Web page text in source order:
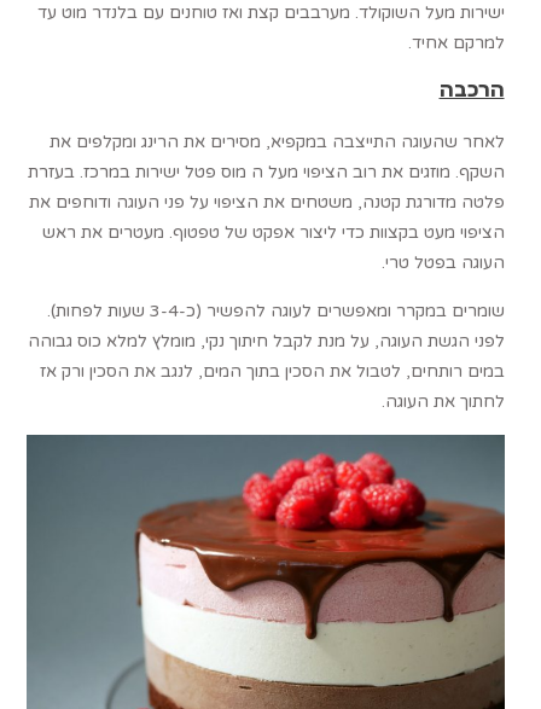
ישירות מעל השוקולד. מערבבים קצת ואז טוחנים עם בלנדר מוט עד
למרקם אחיד.
הרכבה
לאחר שהעוגה התייצבה במקפיא, מסירים את הרינג ומקלפים את
השקף. מוזגים את רוב הציפוי מעל ה מוס פטל ישירות במרכז. בעזרת
פלטה מדורגת קטנה, משטחים את הציפוי על פני העוגה ודוחפים את
הציפוי מעט בקצוות כדי ליצור אפקט של טפטוף. מעטרים את ראש
העוגה בפטל טרי.
שומרים במקרר ומאפשרים לעוגה להפשיר (כ-3-4 שעות לפחות).
לפני הגשת העוגה, על מנת לקבל חיתוך נקי, מומלץ למלא כוס גבוהה
במים רותחים, לטבול את הסכין בתוך המים, לנגב את הסכין ורק אז
לחתוך את העוגה.